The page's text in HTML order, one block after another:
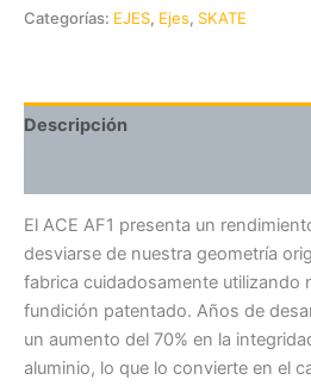
Categorías: EJES, Ejes, SKATE
Descripción
El ACE AF1 presenta un
desviarse de nuestra geometría
fabrica cuidadosamente utilizando
fundición patentado. Años de
un aumento del 70% en la
aluminio, lo que lo convierte en el